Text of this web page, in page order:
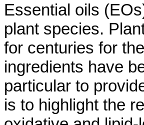
Essential oils
plant species.
for centuries for
ingredients have
particular to
is to highlight the